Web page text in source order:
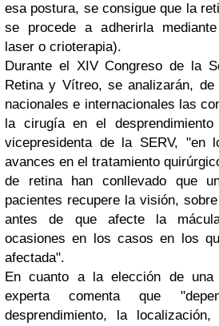
esa postura, se consigue que la
se procede a adherirla
laser o crioterapia).
Durante el XIV Congreso de la
Retina y Vítreo, se analizarán,
nacionales e internacionales las
la cirugía en el
vicepresidenta de la SERV, "en
avances en el tratamiento
de retina han conllevado que
pacientes recupere la visión,
antes de que afecte la
ocasiones en los casos en los
afectada".
En cuanto a la elección de
experta comenta que
desprendimiento, la